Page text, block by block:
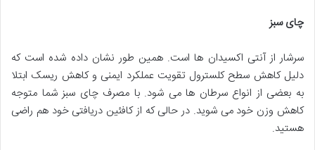
چای سبز
سرشار از آنتی اکسیدان ها است. همین طور نشان داده شده است که
دلیل کاهش سطح کلسترول تقویت عملکرد ایمنی و کاهش ریسک ابتلا
به بعضی از انواع سرطان ها می شود. با مصرف چای سبز شما متوجه
کاهش وزن خود می شوید. در حالی که از کافئین دریافتی خود هم راضی
هستید.